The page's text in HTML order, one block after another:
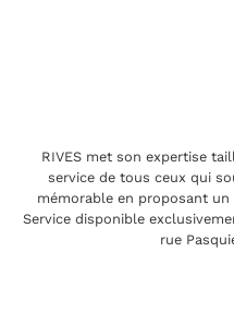
RIVES met son expertise
service de tous ceux qui
mémorable en proposant
Service disponible
rue